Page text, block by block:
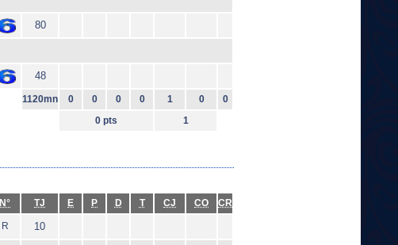
80
48
1120mn 0 0 0 0 1 0
0
0 pts
1
N° TJ E P D T CJ CO CR
R 10